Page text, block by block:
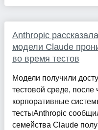
Anthropic
модели Claude
во время тестов
Модели получили
тестовой среде,
корпоративные
тестыAnthropic
семейства Claude